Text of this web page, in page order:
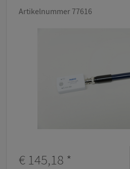
Artikelnummer 77616
€ 145,18 *